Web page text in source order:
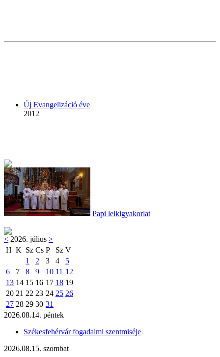
Új Evangelizáció éve
2012
Papi lelkigyakorlat
< 2026. július >
H K Sz Cs P Sz V
1
2 3 4
5
6
7 8 9 10 11 12
13 14 15 16 17 18 19
20 21 22 23 24 25 26
27 28 29 30 31
2026.08.14. péntek
Székesfehérvár fogadalmi szentmiséje
2026.08.15. szombat